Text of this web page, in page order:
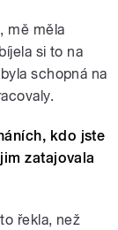
mě měla
si to na
schopná na
kdo jste
zatajovala
řekla, než